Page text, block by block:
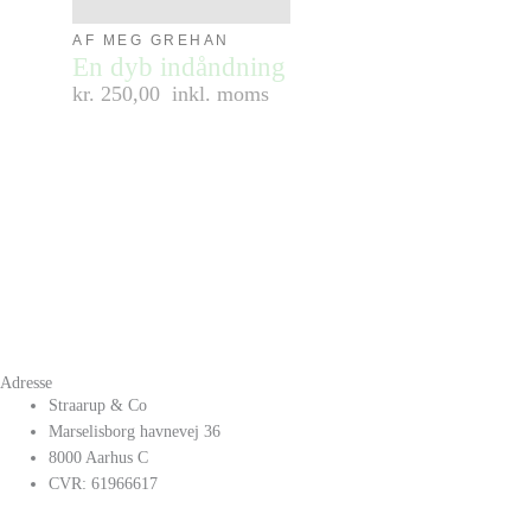
AF MEG GREHAN
En dyb indåndning
kr. 250,00 inkl. moms
Adresse
Straarup & Co
Marselisborg havnevej 36
8000 Aarhus C
CVR: 61966617